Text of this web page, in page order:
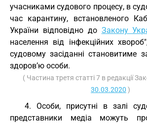
учасниками судового процесу, в
час карантину, встановленого
України відповідно до Закону
населення від інфекційних
судовому засіданні становитиме
здоров’ю особи.
( Частина третя статті 7 в редакції
30.03.2020 )
4. Особи, присутні в залі
представники медіа можуть